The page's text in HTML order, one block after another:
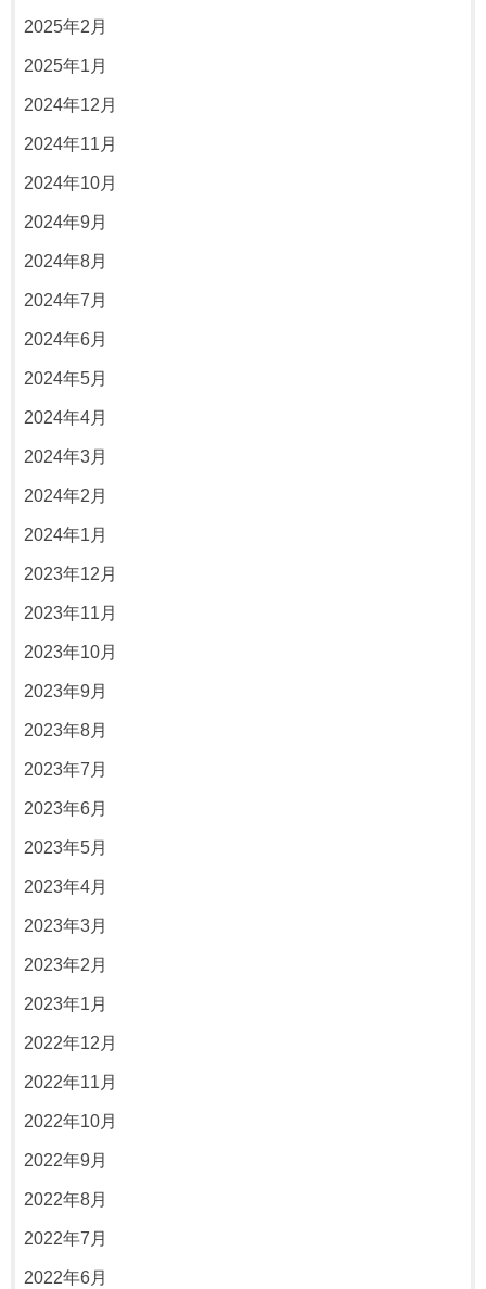
2025年2月
2025年1月
2024年12月
2024年11月
2024年10月
2024年9月
2024年8月
2024年7月
2024年6月
2024年5月
2024年4月
2024年3月
2024年2月
2024年1月
2023年12月
2023年11月
2023年10月
2023年9月
2023年8月
2023年7月
2023年6月
2023年5月
2023年4月
2023年3月
2023年2月
2023年1月
2022年12月
2022年11月
2022年10月
2022年9月
2022年8月
2022年7月
2022年6月